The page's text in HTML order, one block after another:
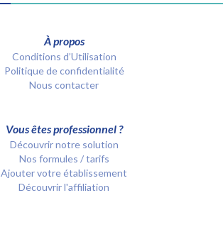
À propos
Conditions d’Utilisation
Politique de confidentialité
Nous contacter
Vous êtes professionnel ?
Découvrir notre solution
Nos formules / tarifs
Ajouter votre établissement
Découvrir l'affiliation